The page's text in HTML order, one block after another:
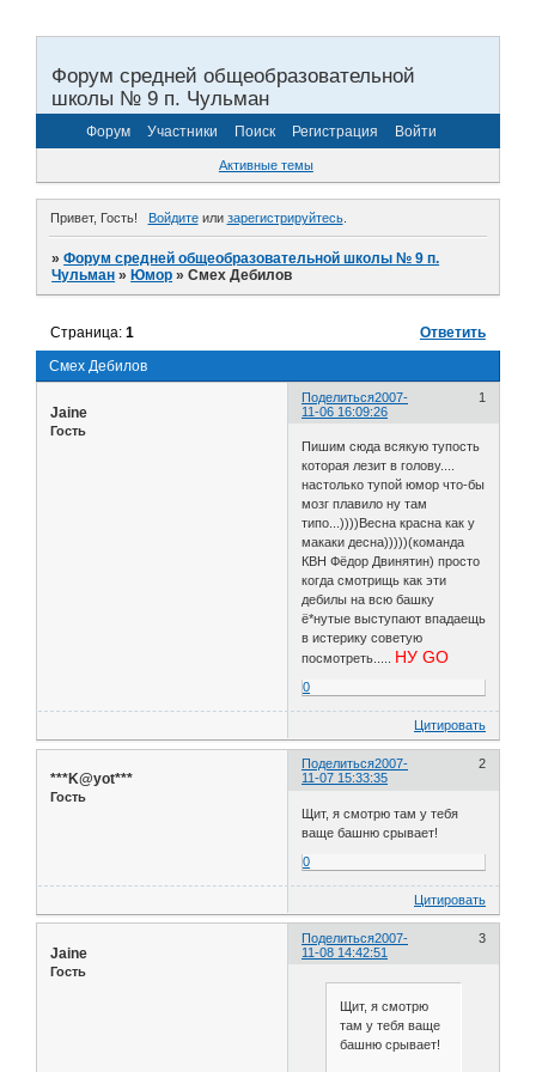
Форум средней общеобразовательной
школы № 9 п. Чульман
Форум Участники Поиск Регистрация Войти
Активные темы
Привет, Гость! Войдитеили зарегистрируйтесь.
»Форум средней общеобразовательной школы № 9 п.
Чульман »Юмор »Смех Дебилов
Смех Дебилов
Страница:1 Ответить
Поделиться 1
2007-
11-06 16:09:26
Jaine
Гость
Пишим сюда всякую тупость
которая лезит в голову....
настолько тупой юмор что-бы
мозг плавило ну там
типо...))))Весна красна как у
макаки десна)))))(команда
КВН Фёдор Двинятин) просто
когда смотрищь как эти
дебилы на всю башку
ё*нутые выступают впадаещь
в истерику советую
посмотреть..... НУ GO
0
Цитировать
Поделиться 2
2007-
11-07 15:33:35
***K@yot***
Гость
Щит, я смотрю там у тебя
ваще башню срывает!
0
Цитировать
Поделиться 3
2007-
11-08 14:42:51
Jaine
Гость
Щит, я смотрю
там у тебя ваще
башню срывает!